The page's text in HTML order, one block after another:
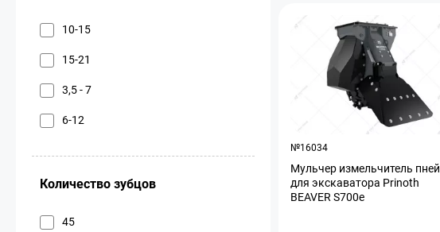
10-15
15-21
3,5 - 7
6-12
Количество зубцов
45
№16034
Мульчер измельчитель пней
для экскаватора Prinoth
BEAVER S700e